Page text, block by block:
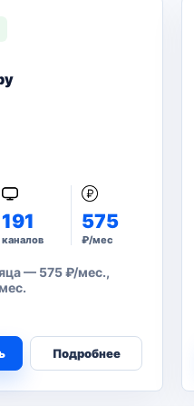
191
каналов
575
₽/мес
— 575 ₽/мес.,
Подробнее